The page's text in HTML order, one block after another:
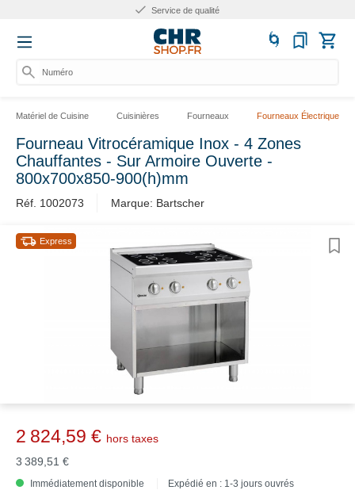
Service de qualité
Numéro d'
Matériel de Cuisine Cuisinières Fourneaux Fourneaux Électriques
Fourneau Vitrocéramique Inox - 4 Zones
Chauffantes - Sur Armoire Ouverte -
800x700x850-900(h)mm
Réf. 1002073 Marque: Bartscher
Express
2 824,59 € hors taxes
3 389,51 €
Immédiatement disponible Expédié en : 1-3 jours ouvrés